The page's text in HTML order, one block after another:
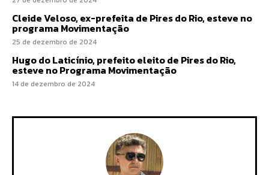
Cleide Veloso, ex-prefeita de Pires do Rio, esteve no
programa Movimentação
25 de dezembro de 2024
Hugo do Laticínio, prefeito eleito de Pires do Rio,
esteve no Programa Movimentação
14 de dezembro de 2024